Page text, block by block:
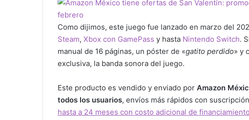
Como dijimos, este juego fue lanzado en marzo del
Steam, Xbox con GamePass y hasta Nintendo Switch.
manual de 16 páginas, un póster de «gatito perdido» y
exclusiva, la banda sonora del juego.
Este producto es vendido y enviado por Amazon
todos los usuarios, envíos más rápidos con
hasta a 24 meses con costo adicional de financiamiento